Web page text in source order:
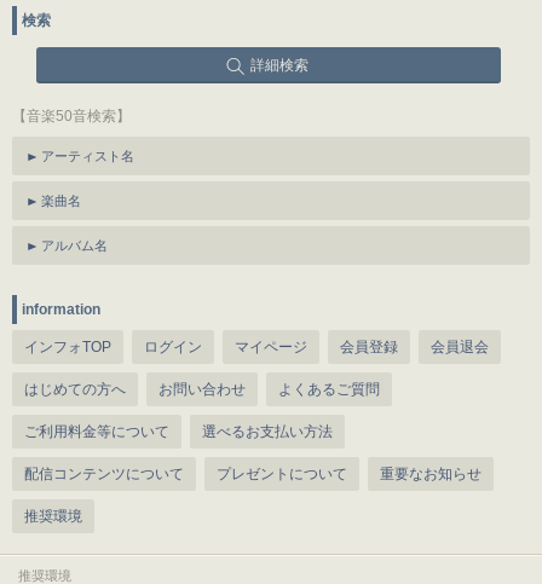
検索
詳細検索
【音楽50音検索】
アーティスト名
楽曲名
アルバム名
information
インフォTOP ログイン マイページ 会員登録 会員退会
はじめての方へ お問い合わせ よくあるご質問
ご利用料金等について 選べるお支払い方法
配信コンテンツについて プレゼントについて 重要なお知らせ
推奨環境
推奨環境